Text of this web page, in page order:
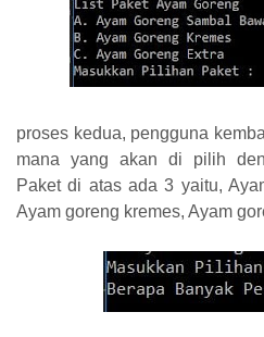
proses kedua, pengguna
mana yang akan di pilih
Paket di atas ada 3 yaitu,
Ayam goreng kremes, Ayam